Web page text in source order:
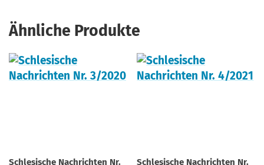
Ähnliche Produkte
Schlesische Nachrichten Nr. Schlesische Nachrichten Nr.